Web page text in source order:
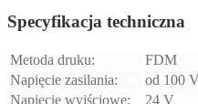
Specyfikacja techniczna
Metoda druku:
FDM
Napięcie zasilania:
od 100
Napięcie wyjściowe:
24 V